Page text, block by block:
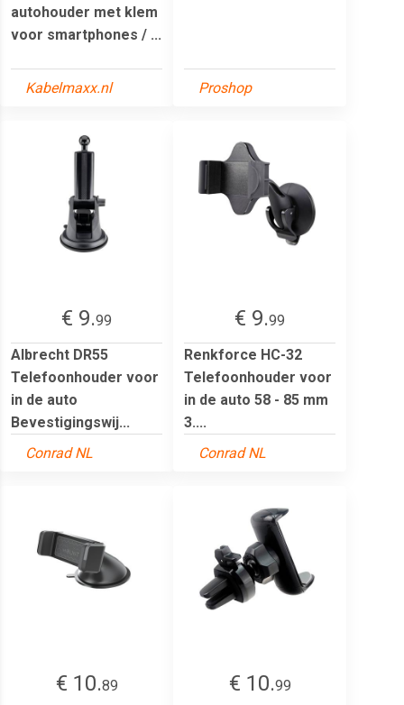
autohouder met klem
voor smartphones / ...
Kabelmaxx.nl Proshop
€ 9.99
Albrecht DR55
Telefoonhouder voor
in de auto
Bevestigingswij...
Conrad NL
€ 9.99
Renkforce HC-32
Telefoonhouder voor
in de auto 58 - 85 mm
3....
Conrad NL
€ 10.89
€ 10.99